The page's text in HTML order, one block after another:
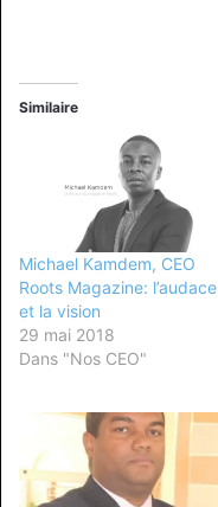
Similaire
Michael Kamdem, CEO
Roots Magazine: l’audace
et la vision
29 mai 2018
Dans "Nos CEO"